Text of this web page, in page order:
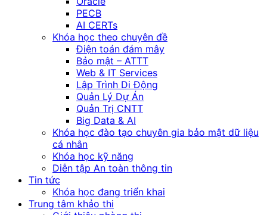
PECB
AI CERTs
Khóa học theo chuyên đề
Điện toán đám mây
Bảo mật – ATTT
Web & IT Services
Lập Trình Di Động
Quản Lý Dự Án
Quản Trị CNTT
Big Data & AI
Khóa học đào tạo chuyên gia bảo mật dữ liệu
cá nhân
Khóa học kỹ năng
Diễn tập An toàn thông tin
Tin tức
Khóa học đang triển khai
Trung tâm khảo thi